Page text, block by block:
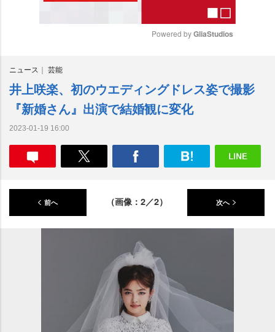
e
Powered by GliaStudios
ニュース 芸能
井上咲楽、初のウエディングドレス姿で撮影
『新婚さん』出演で結婚観に変化
2023-01-19 16:00
前へ （画像：2／2） 次へ